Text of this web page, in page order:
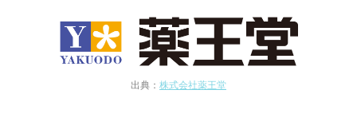
出典： 株式会社薬王堂